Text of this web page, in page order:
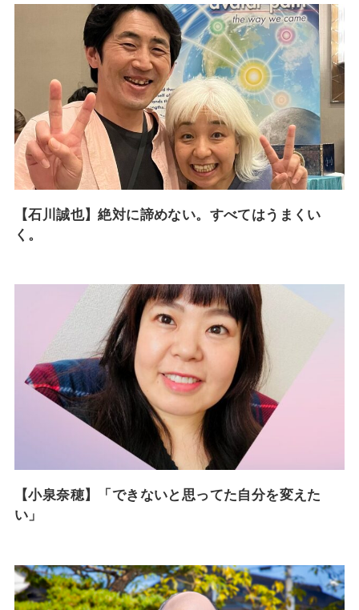
【石川誠也】絶対に諦めない。すべてはうまくい
く。
【小泉奈穂】「できないと思ってた自分を変えた
い」